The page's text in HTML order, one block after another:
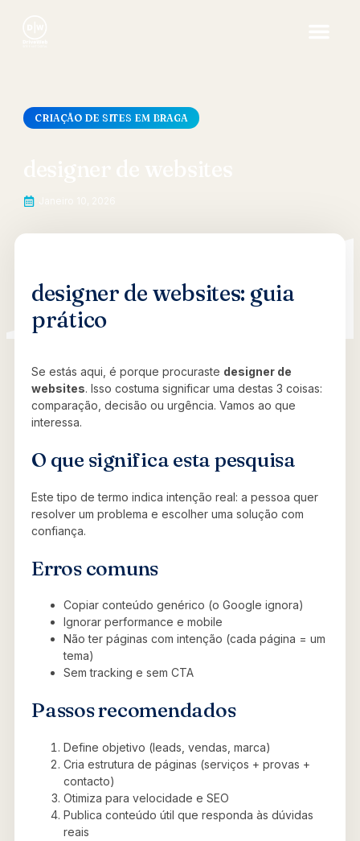
CRIAÇÃO DE SITES EM BRAGA
designer de websites: guia
prático
Se estás aqui, é porque procuraste designer de
websites. Isso costuma significar uma destas 3 coisas:
comparação, decisão ou urgência. Vamos ao que
interessa.
O que significa esta pesquisa
Este tipo de termo indica intenção real: a pessoa quer
resolver um problema e escolher uma solução com
confiança.
Erros comuns
Copiar conteúdo genérico (o Google ignora)
Ignorar performance e mobile
Não ter páginas com intenção (cada página = um
tema)
Sem tracking e sem CTA
Passos recomendados
Define objetivo (leads, vendas, marca)
Cria estrutura de páginas (serviços + provas +
contacto)
Otimiza para velocidade e SEO
Publica conteúdo útil que responda às dúvidas
reais